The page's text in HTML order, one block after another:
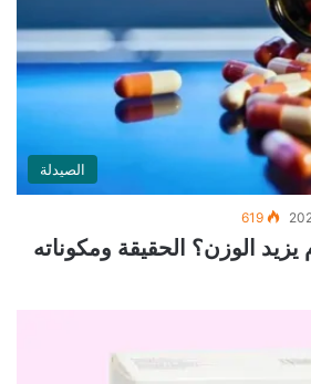
الصيدلة
619
الوزن؟ الحقيقة ومكوناته